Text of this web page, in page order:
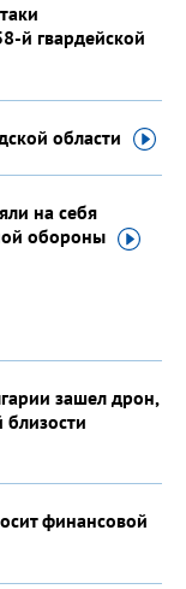
й гвардейской
области
на себя
обороны
зашел дрон,
близости
финансовой